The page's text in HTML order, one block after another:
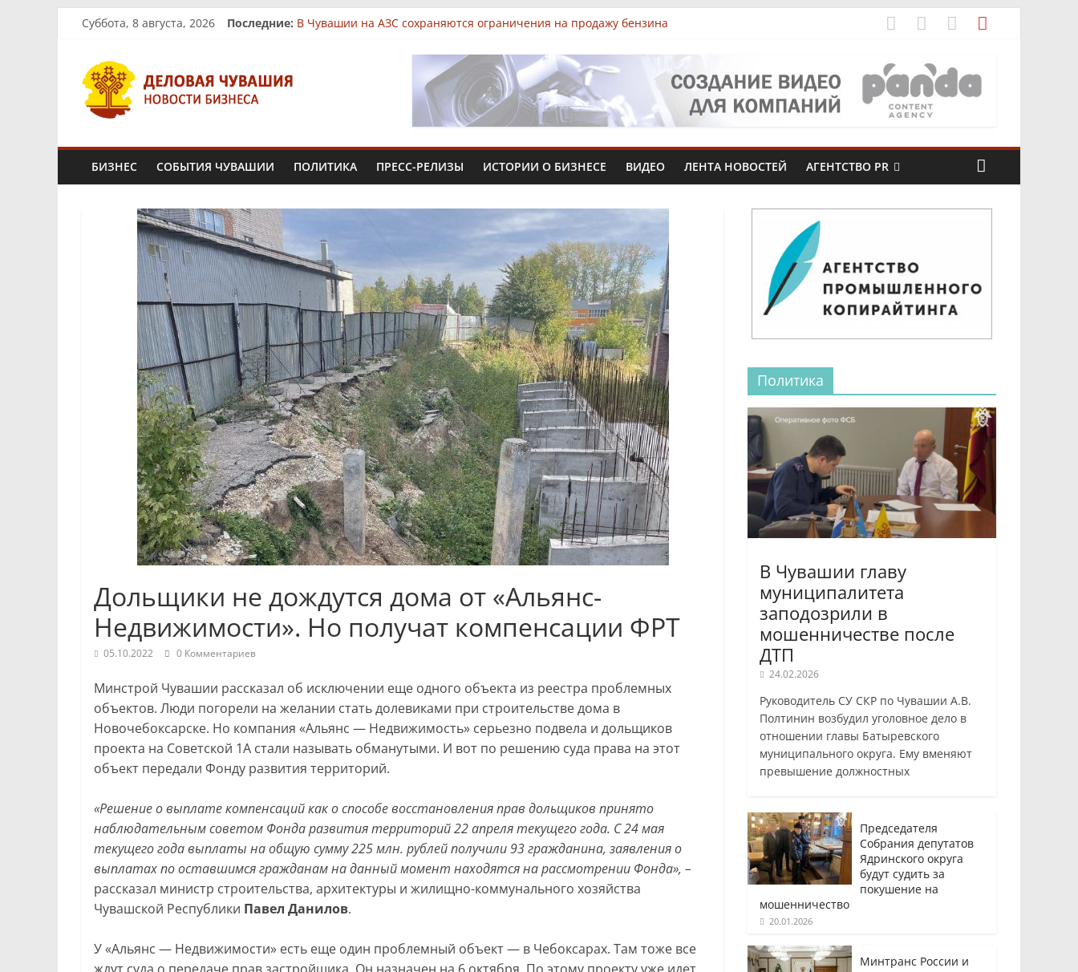
Суббота, 8 августа, 2026 Последние: В Чувашии на АЗС сохраняются ограничения на продажу бензина
Бизнес-парк «КУБ»: всё для роста в одной локации
Фермер из Чувашии увеличит производство африканского сома втрое
«Юнител Инжиниринг» вложит 1,3 млрд рублей в производство в Чебоксарах
Деловая
Чувашия.
Новости
бизнеса
экономики
Чувашской
Республики
Чебоксар.
происшествия,
интервью,
инсайды.
БИЗНЕС СОБЫТИЯ ЧУВАШИИ ПОЛИТИКА ПРЕСС-РЕЛИЗЫ ИСТОРИИ О БИЗНЕСЕ ВИДЕО ЛЕНТА НОВОСТЕЙ АГЕНТСТВО PR
Дольщики не дождутся дома от «Альянс-
Недвижимости». Но получат компенсации ФРТ
05.10.2022 0 Комментариев
Минстрой Чувашии рассказал об исключении еще одного объекта из реестра проблемных
объектов. Люди погорели на желании стать долевиками при строительстве дома в
Новочебоксарске. Но компания «Альянс — Недвижимость» серьезно подвела и дольщиков
проекта на Советской 1А стали называть обманутыми. И вот по решению суда права на этот
объект передали Фонду развития территорий.
«Решение о выплате компенсаций как о способе восстановления прав дольщиков принято
наблюдательным советом Фонда развития территорий 22 апреля текущего года. С 24 мая
текущего года выплаты на общую сумму 225 млн. рублей получили 93 гражданина, заявления о
выплатах по оставшимся гражданам на данный момент находятся на рассмотрении Фонда», –
рассказал министр строительства, архитектуры и жилищно-коммунального хозяйства
Чувашской Республики Павел Данилов.
У «Альянс — Недвижимости» есть еще один проблемный объект — в Чебоксарах. Там тоже все
Политика
В Чувашии главу
муниципалитета
заподозрили в
мошенничестве после
ДТП
24.02.2026
Руководитель СУ СКР по Чувашии А.В.
Полтинин возбудил уголовное дело в
отношении главы Батыревского
муниципального округа. Ему вменяют
превышение должностных
Председателя
Собрания депутатов
Ядринского округа
будут судить за
покушение на
мошенничество
20.01.2026
Минтранс России и